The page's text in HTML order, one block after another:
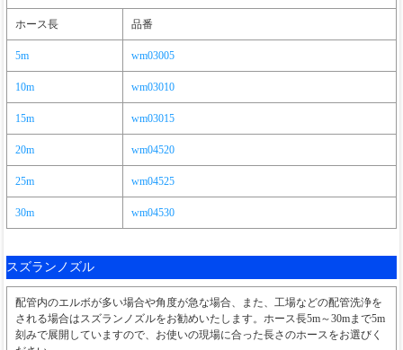
ホース長 品番
5m wm03005
10m wm03010
15m wm03015
20m wm04520
25m wm04525
30m wm04530
スズランノズル
配管内のエルボが多い場合や角度が急な場合、また、工場などの配管洗浄を
される場合はスズランノズルをお勧めいたします。ホース長5m～30mまで5m
刻みで展開していますので、お使いの現場に合った長さのホースをお選びく